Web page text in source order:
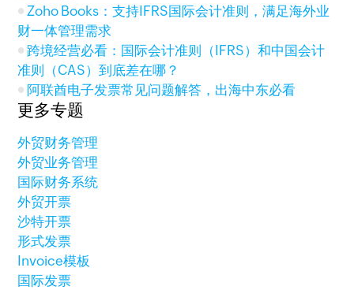
Zoho Books：支持IFRS国际会计准则，满足海外业
财一体管理需求
跨境经营必看：国际会计准则（IFRS）和中国会计
准则（CAS）到底差在哪？
阿联酋电子发票常见问题解答，出海中东必看
更多专题
外贸财务管理
外贸业务管理
国际财务系统
外贸开票
沙特开票
形式发票
Invoice模板
国际发票